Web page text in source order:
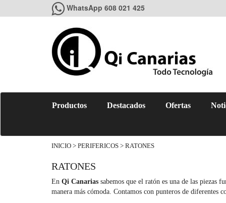
WhatsApp 608 021 425
Productos Destacados Ofertas
INICIO > PERIFERICOS > RATONES
RATONES
En Qi Canarias sabemos que el ratón es una de las piezas
manera más cómoda. Contamos con punteros de